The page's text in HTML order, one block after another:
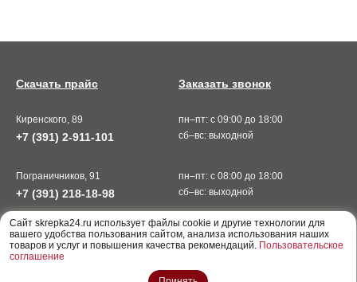
Киренского, 89
+7 (391) 2-911-101
пн–пт: с 09:00 до 18:00
сб–вс: выходной
Пограничников, 91
+7 (391) 218-18-98
пн–пт: с 08:00 до 18:00
сб–вс: выходной
Заказать звонок
Скачать прайс
ООО «Скрепка», г. Красноярск © 2026
Cайт skrepka24.ru использует файлы cookie и другие технологии для
вашего удобства пользования сайтом, анализа использования наших
товаров и услуг и повышения качества рекомендаций. Пользовательское
соглашение